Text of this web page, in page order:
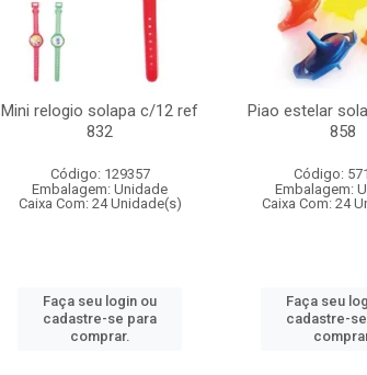
Mini relogio solapa c/12 ref
832
Código: 129357
Embalagem: Unidade
Caixa Com: 24 Unidade(s)
Faça seu login ou
cadastre-se para
comprar.
Piao estelar
858
Código:
Embalagem:
Caixa Com: 24
Faça seu
cadastre-